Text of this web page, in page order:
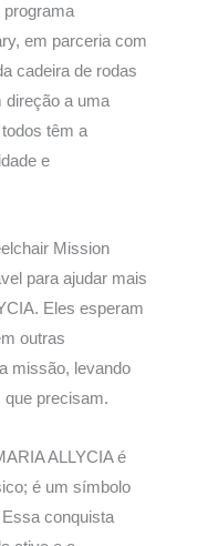
em parceria com
cadeira de rodas
direção a uma
têm a
e
Mission
para ajudar mais
Eles esperam
outras
missão, levando
que precisam.
ALLYCIA é
é um símbolo
conquista